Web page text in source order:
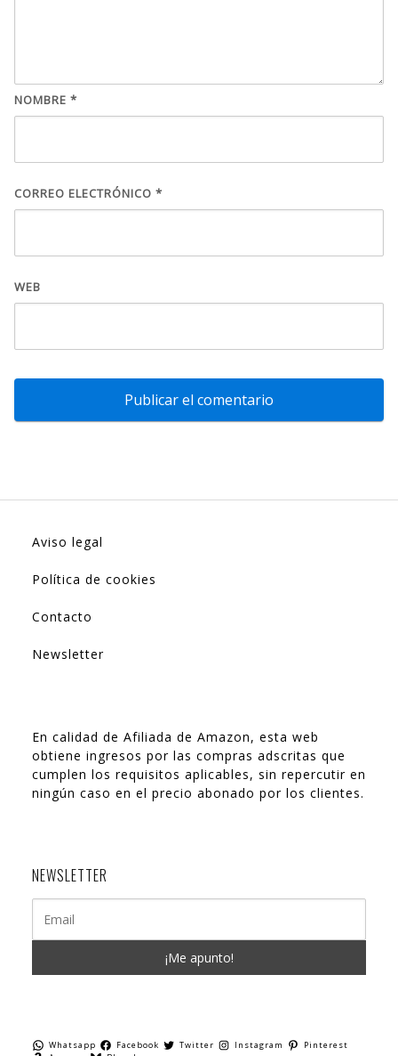
NOMBRE *
CORREO ELECTRÓNICO *
WEB
Aviso legal
Política de cookies
Contacto
Newsletter
En calidad de Afiliada de Amazon, esta web
obtiene ingresos por las compras adscritas que
cumplen los requisitos aplicables, sin repercutir en
ningún caso en el precio abonado por los clientes.
NEWSLETTER
Whatsapp Facebook Twitter Instagram
Pinterest